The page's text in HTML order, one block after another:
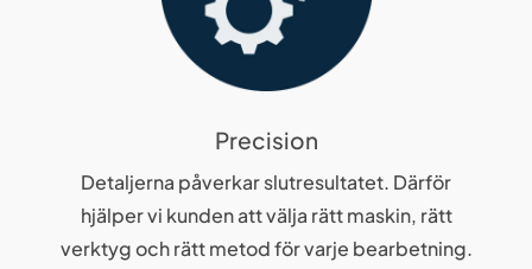
Precision
Detaljerna påverkar slutresultatet. Därför
hjälper vi kunden att välja rätt maskin, rätt
verktyg och rätt metod för varje bearbetning.